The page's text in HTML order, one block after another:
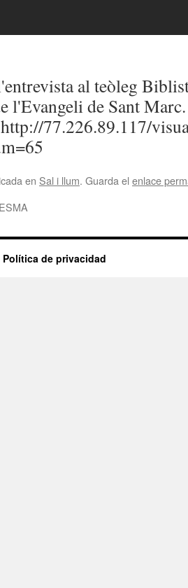
al teòleg
l'Evangeli de Sant
77.226.89.117/
en Sal i llum. Guarda el enlace
Política de privacidad